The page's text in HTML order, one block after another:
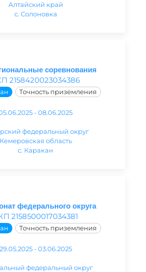
Алтайский край
с. Солоновка
соревнования
2158420023034386
Точность приземления
- 08.06.2025
федеральный округ
Кемеровская область
с. Каракан
федерального округа
2158500017034381
Точность приземления
29.05.2025 - 03.06.2025
федеральный округ